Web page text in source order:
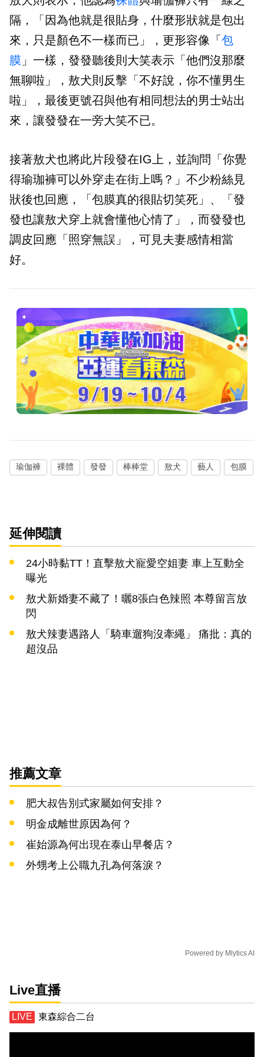
隔，「因為他就是很貼身，什麼形狀就是包出
來，只是顏色不一樣而已」，更形容像「 包
膜 」一樣，發發聽後則大笑表示「他們沒那麼
無聊啦」，敖犬則反擊「不好說，你不懂男生
啦」，最後更號召與他有相同想法的男士站出
來，讓發發在一旁大笑不已。
接著敖犬也將此片段發在IG上，並詢問「 你覺
得瑜珈褲可以外穿走在街上嗎？」不少粉絲見
狀後也回應，「 包膜真的很貼切笑死」、「 發
發也讓敖犬穿上就會懂他心情了」，而發發也
調皮回應「照穿無誤」，可見夫妻感情相當
好。
瑜伽褲 裸體 發發 棒棒堂 敖犬 藝人 包膜
延伸閱讀
24小時黏TT！直擊敖犬寵愛空姐妻 車上互動全
曝光
敖犬新婚妻不藏了！曬8張白色辣照 本尊留言放
閃
敖犬辣妻遇路人「騎車遛狗沒牽繩」 痛批：真的
超沒品
推薦文章
肥大叔告別式家屬如何安排？
明金成離世原因為何？
崔始源為何出現在泰山早餐店？
外甥考上公職九孔為何落淚？
Powered by Mlytics AI
Live直播
東森綜合二台